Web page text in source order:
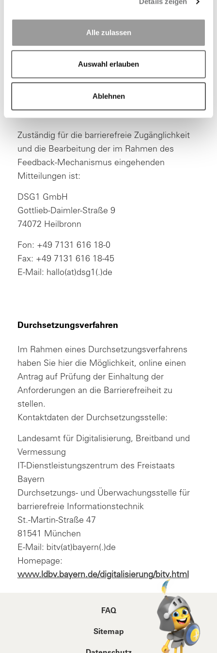
Alle zulassen
Auswahl erlauben
Ablehnen
Etwaige Mängel in Bezug auf die Einhaltung
der Barrierefreiheitsanforderungen können Sie
uns mitteilen unter info(at)bkk-lv-bayern(.)de.
Richtlinie ausgenommene Inhalte können sie
unter info(at)bkk-lv-bayern(.)de einholen.
Zuständig für die barrierefreie Zugänglichkeit
und die Bearbeitung der im Rahmen des
Feedback-Mechanismus eingehenden
Mitteilungen ist:
DSG1 GmbH
Gottlieb-Daimler-Straße 9
74072 Heilbronn
Fon: +49 7131 616 18-0
Fax: +49 7131 616 18-45
E-Mail: hallo(at)dsg1(.)de
Durchsetzungsverfahren
Im Rahmen eines Durchsetzungsverfahrens
haben Sie hier die Möglichkeit, online einen
Antrag auf Prüfung der Einhaltung der
Anforderungen an die Barrierefreiheit zu
stellen.
Kontaktdaten der Durchsetzungsstelle:
Landesamt für Digitalisierung, Breitband und
Vermessung
IT-Dienstleistungszentrum des Freistaats
Bayern
Durchsetzungs- und Überwachungsstelle für
barrierefreie Informationstechnik
St.-Martin-Straße 47
81541 München
E-Mail: bitv(at)bayern(.)de
Homepage:
www.ldbv.bayern.de/digitalisierung/bitv.html
FAQ
Sitemap